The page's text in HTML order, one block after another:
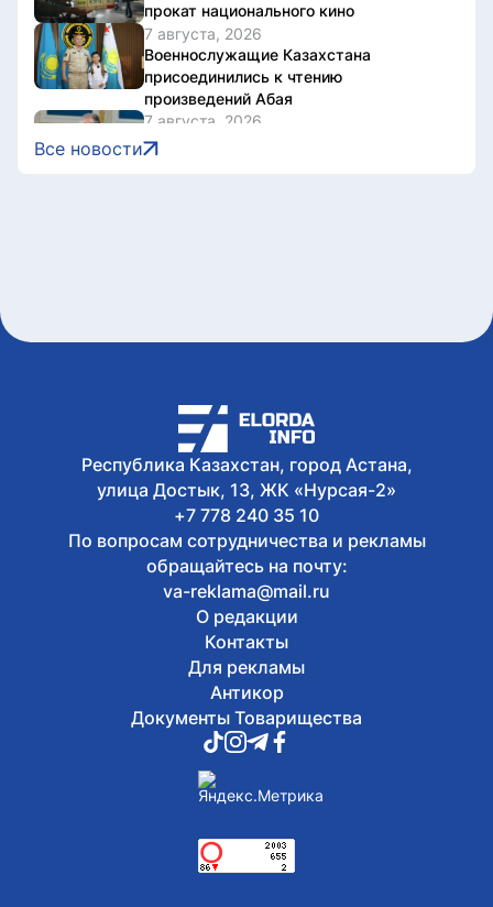
прокат национального кино
7 августа, 2026
Военнослужащие Казахстана
присоединились к чтению
произведений Абая
7 августа, 2026
Токаев поздравил жителей Северо-
Festival
лекарственных препаратов
Все новости
Республика Казахстан, город Астана,
улица Достык, 13, ЖК «Нурсая-2»
+7 778 240 35 10
По вопросам сотрудничества и рекламы
обращайтесь на почту:
va-reklama@mail.ru
О редакции
Контакты
Для рекламы
Антикор
Документы Товарищества